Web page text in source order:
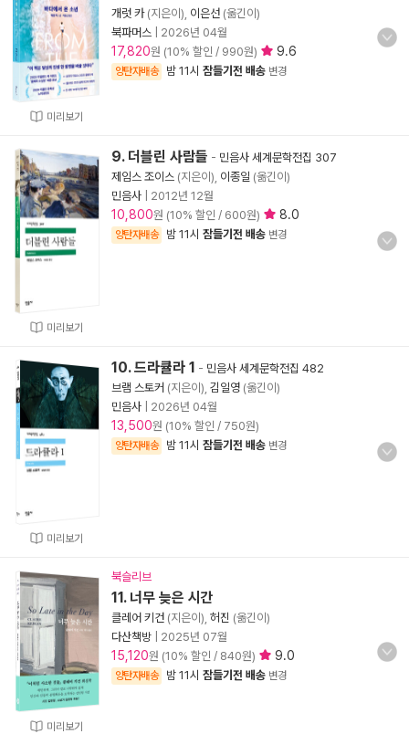
미리보기
개럿 카(지은이), 이은선 (옮긴이)
북파머스
2026년 04월
17,820원 (10% 할인 / 990원) 9.6
양탄자배송 밤 11시 잠들기전 배송 변경
미리보기
9. 더블린 사람들 - 민음사 세계문학전집 307
제임스 조이스 (지은이), 이종일 (옮긴이)
민음사
2012년 12월
10,800원 (10% 할인 / 600원) 8.0
양탄자배송 밤 11시 잠들기전 배송 변경
미리보기
10. 드라큘라 1 - 민음사 세계문학전집 482
브램 스토커 (지은이), 김일영 (옮긴이)
민음사
2026년 04월
13,500원 (10% 할인 / 750원)
양탄자배송 밤 11시 잠들기전 배송 변경
미리보기
북슬리브
11. 너무 늦은 시간
클레어 키건 (지은이), 허진 (옮긴이)
다산책방
2025년 07월
15,120원 (10% 할인 / 840원) 9.0
양탄자배송 밤 11시 잠들기전 배송 변경